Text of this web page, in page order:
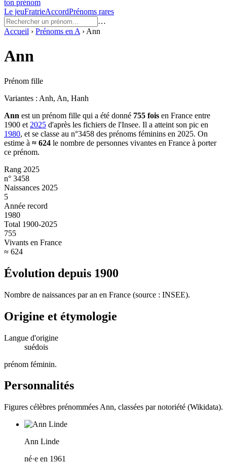
ton prénom
Le jeuFratrieAccordPrénoms rares
…
Accueil › Prénoms en A › Ann
Ann
Prénom fille
Variantes : Anh, An, Hanh
Ann est un prénom fille qui a été donné 755 fois en France entre
1900 et 2025 d'après les fichiers de l'Insee. Il a atteint son pic en
1980, et se classe au n°3458 des prénoms féminins en 2025. On
estime à ≈ 624 le nombre de personnes vivantes en France à porter
ce prénom.
Rang 2025
n° 3458
Naissances 2025
5
Année record
1980
Total 1900-2025
755
Vivants en France
≈ 624
Évolution depuis 1900
Nombre de naissances par an en France (source : INSEE).
Origine et étymologie
Langue d'origine
suédois
prénom féminin.
Personnalités
Figures célèbres prénommées Ann, classées par notoriété (Wikidata).
Ann Linde
né·e en 1961